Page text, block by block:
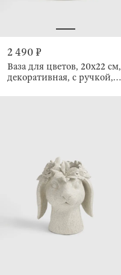
2 490 ₽
Ваза для цветов, 20х22 см,
декоративная, с ручкой,